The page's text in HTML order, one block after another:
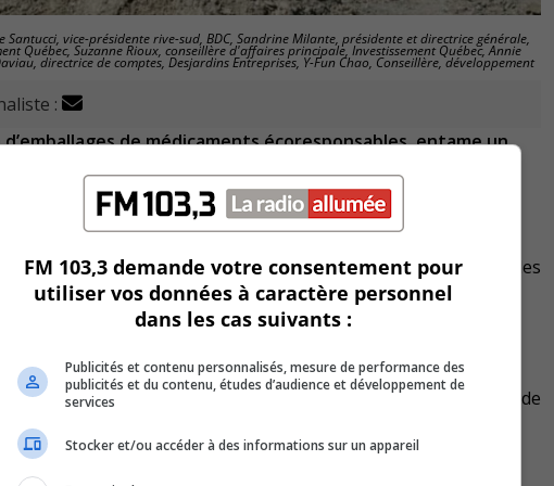
vice-présidente rive-sud, BDC, Sandrine Milante, présidente et directrice générale,
Québec, Suzanne Rioux, conseillère d'affaires principale, Investissement Québec, Annie
directrice de comptes, Desjardins Entreprises, Y-Fun Chao, Conseillère, développement
:
de médicaments écoresponsables, entame un
installations déjà en place et la fin de la construction est
envers la croissance et l’innovation dans le secteur des
canadien.
hautement robotisés afin d’accélérer la création de
FM 103,3 demande votre consentement pour
utiliser vos données à caractère personnel
dans les cas suivants :
Publicités et contenu personnalisés, mesure de performance des
publicités et du contenu, études d’audience et développement de
services
Stocker et/ou accéder à des informations sur un appareil